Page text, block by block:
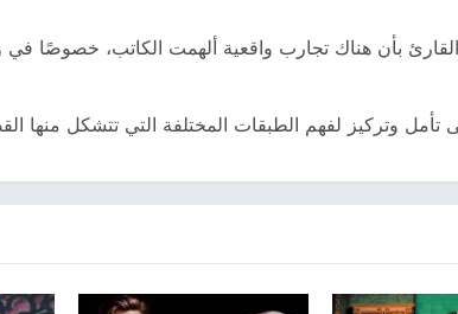
بأن هناك تجارب واقعية ألهمت الكاتب، خصوصًا في
وتركيز لفهم الطبقات المختلفة التي تتشكل منها